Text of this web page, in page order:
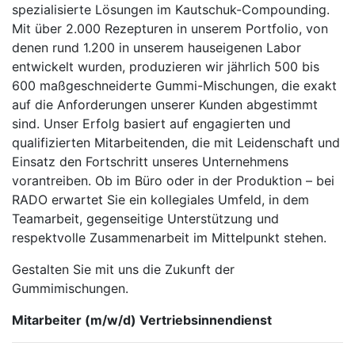
spezialisierte Lösungen im Kautschuk-Compounding.
Mit über 2.000 Rezepturen in unserem Portfolio, von
denen rund 1.200 in unserem hauseigenen Labor
entwickelt wurden, produzieren wir jährlich 500 bis
600 maßgeschneiderte Gummi-Mischungen, die exakt
auf die Anforderungen unserer Kunden abgestimmt
sind. Unser Erfolg basiert auf engagierten und
qualifizierten Mitarbeitenden, die mit Leidenschaft und
Einsatz den Fortschritt unseres Unternehmens
vorantreiben. Ob im Büro oder in der Produktion – bei
RADO erwartet Sie ein kollegiales Umfeld, in dem
Teamarbeit, gegenseitige Unterstützung und
respektvolle Zusammenarbeit im Mittelpunkt stehen.
Gestalten Sie mit uns die Zukunft der
Gummimischungen.
Mitarbeiter (m/w/d) Vertriebsinnendienst